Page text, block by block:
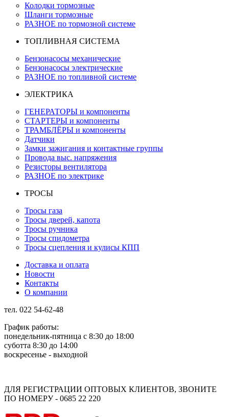
Колодки тормозные
Шланги тормозные
РАЗНОЕ по тормозной системе
ТОПЛИВНАЯ СИСТЕМА
Бензонасосы механические
Бензонасосы электрические
РАЗНОЕ по топливной системе
ЭЛЕКТРИКА
ГЕНЕРАТОРЫ и компоненты
СТАРТЕРЫ и компоненты
ТРАМБЛЁРЫ и компоненты
Датчики
Замки зажигания и контактные группы
Провода выс. напряжения
Резисторы вентилятора
РАЗНОЕ по электрике
ТРОСЫ
Тросы газа
Тросы дверей, капота
Тросы ручника
Тросы спидометра
Тросы сцепления и кулисы КПП
Доставка и оплата
Новости
Контакты
О компании
тел. 022 54-62-48
График работы:
понедельник-пятница с 8:30 до 18:00
суботта 8:30 до 14:00
воскресенье - выходной
ДЛЯ РЕГИСТРАЦИИ ОПТОВЫХ КЛИЕНТОВ, ЗВОНИТЕ
ПО НОМЕРУ - 0685 22 220